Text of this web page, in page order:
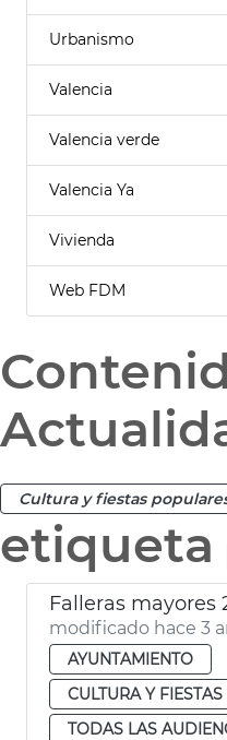
Urbanismo
Valencia
Valencia verde
Valencia Ya
Vivienda
Web FDM
Cultura y fiestas
etiqueta
Falleras mayores
modificado hace 3
AYUNTAMIENTO
CULTURA Y
TODAS LAS